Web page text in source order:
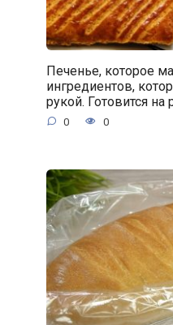
Печенье, которое
ингредиентов,
рукой. Готовится на
0 0